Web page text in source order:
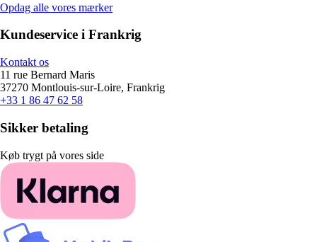
Opdag alle vores mærker
Kundeservice i Frankrig
Kontakt os
11 rue Bernard Maris
37270 Montlouis-sur-Loire, Frankrig
+33 1 86 47 62 58
Sikker betaling
Køb trygt på vores side